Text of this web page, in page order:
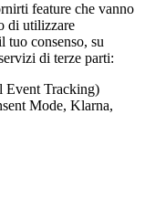
feature che vanno
di utilizzare
tuo consenso, su
di terze parti:
Event Tracking)
Mode, Klarna,